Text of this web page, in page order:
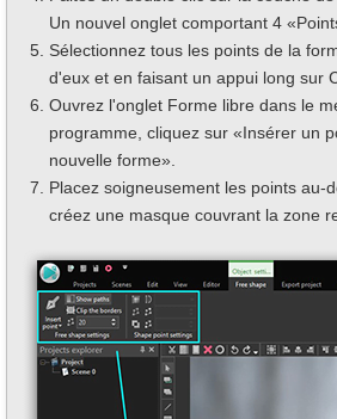
Un nouvel onglet comportant 4
Sélectionnez tous les points de la
d'eux et en faisant un appui long sur
Ouvrez l'onglet Forme libre dans le
programme, cliquez sur «Insérer un
nouvelle forme».
Placez soigneusement les points au-
créez une masque couvrant la zone